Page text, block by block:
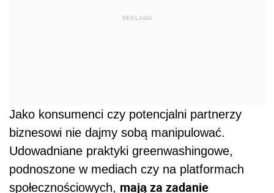
REKLAMA
Jako konsumenci czy potencjalni partnerzy
biznesowi nie dajmy sobą manipulować.
Udowadniane praktyki greenwashingowe,
podnoszone w mediach czy na platformach
społecznościowych, mają za zadanie